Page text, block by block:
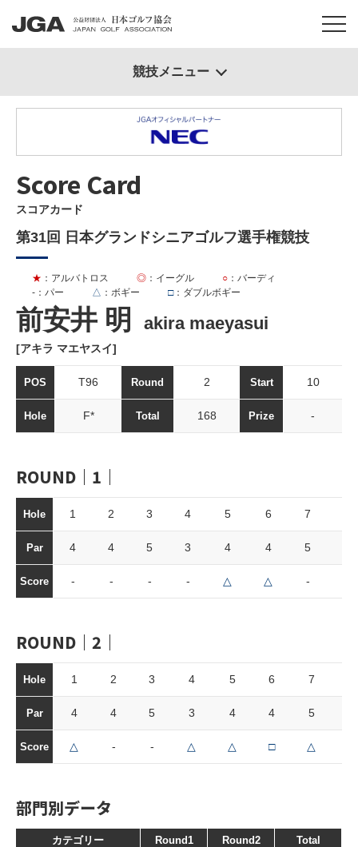
Score Card
スコアカード
第31回 日本グランドシニアゴルフ選手権競技
前安井 明 akira maeyasui
[アキラ マエヤスイ]
★ ：アルバトロス ◎ ：イーグル ○ ：バーディ
- ：パー △ ：ボギー □：ダブルボギー
POS T96 Round 2 Start 10
Hole F* Total 168 Prize -
ROUND｜1｜
Hole 1 2 3 4 5 6 7
Par 4 4 5 3 4 4 5
Score - - - - △ △ -
ROUND｜2｜
Hole 1 2 3 4 5 6 7
Par 4 4 5 3 4 4 5
Score △ - - △ △ □ △
部門別データ
カテゴリー Round1 Round2 Total
競技メニュー